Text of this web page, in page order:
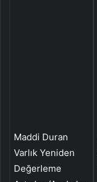
Maddi Duran
Varlık Yeniden
Değerleme